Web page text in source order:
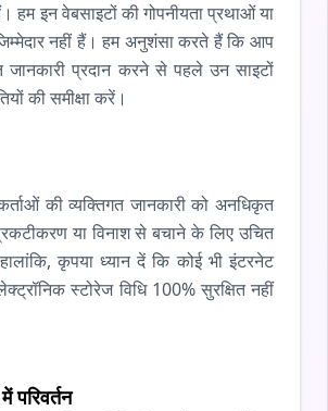
हम इन वेबसाइटों की गोपनीयता प्रथाओं या
नहीं हैं। हम अनुशंसा करते हैं कि आप
जानकारी प्रदान करने से पहले उन साइटों
की समीक्षा करें।
की व्यक्तिगत जानकारी को अनधिकृत
या विनाश से बचाने के लिए उचित
कृपया ध्यान दें कि कोई भी इंटरनेट
स्टोरेज विधि 100% सुरक्षित नहीं
परिवर्तन